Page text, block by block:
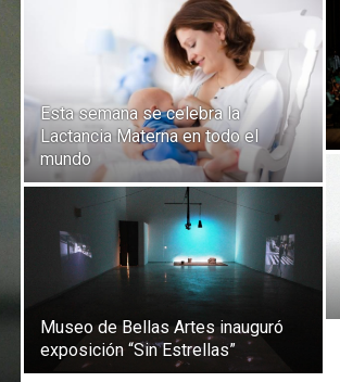
Esta semana se celebra la
Lactancia Materna en todo el
mundo
Museo de Bellas Artes inauguró
exposición “Sin Estrellas”